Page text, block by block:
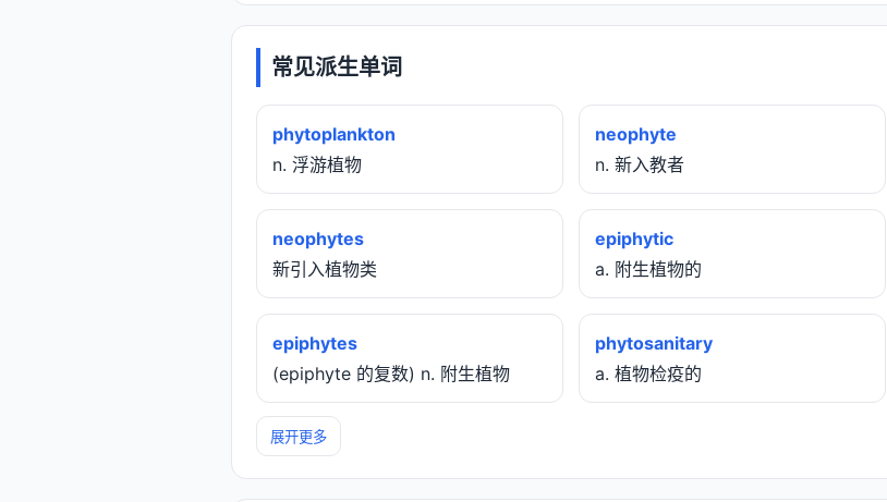
常见派生单词
phytoplankton
n. 浮游植物
neophyte
n. 新入教者
neophytes
新引入植物类
epiphytic
a. 附生植物的
epiphytes
(epiphyte 的复数) n. 附生植物
phytosanitary
a. 植物检疫的
展开更多